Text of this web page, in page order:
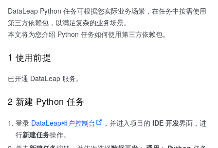
DataLeap Python 任务可根据您实际业务场景，在任务中按需使用
第三方依赖包，以满足复杂的业务场景。
本文将为您介绍 Python 任务如何使用第三方依赖包。
1 使用前提
已开通 DataLeap 服务。
2 新建 Python 任务
登录 DataLeap租户控制台 ，并进入项目的 IDE 开发界面，进
行新建任务操作。